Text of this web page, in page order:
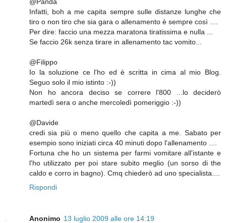
Infatti, boh a me capita sempre sulle distanze lunghe che
tiro o non tiro che sia gara o allenamento è sempre così ....
Per dire: faccio una mezza maratona tiratissima e nulla ...
Se faccio 26k senza tirare in allenamento tac vomito...
@Filippo
Io la soluzione ce l'ho ed è scritta in cima al mio Blog.
Seguo solo il mio istinto :-))
Non ho ancora deciso se correre l'800 ...lo deciderò
martedì sera o anche mercoledì pomeriggio :-))
@Davide
credi sia più o meno quello che capita a me. Sabato per
esempio sono iniziati circa 40 minuti dopo l'allenamento ....
Fortuna che ho un sistema per farmi vomitare all'istante e
l'ho utilizzato per poi stare subito meglio (un sorso di the
caldo e corro in bagno). Cmq chiederò ad uno specialista....
Rispondi
Anonimo 13 luglio 2009 alle ore 14:19